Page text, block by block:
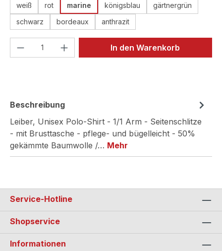
weiß rot marine königsblau
gärtnergrün
schwarz
bordeaux anthrazit
Produkt Anzahl: Gib denIn den Warenkorb
Beschreibung
Leiber, Unisex Polo-Shirt - 1/1 Arm - Seitenschlitze
- mit Brusttasche - pflege- und bügelleicht - 50%
gekämmte Baumwolle /… Mehr
Service-Hotline
Shopservice
Informationen